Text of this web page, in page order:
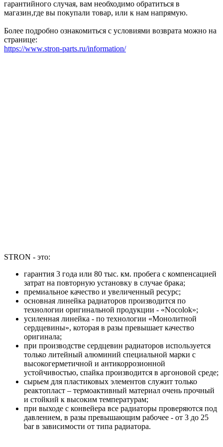
гарантийного случая, вам необходимо обратиться в
магазин,где вы покупали товар, или к нам напрямую.
Более подробно ознакомиться с условиями возврата можно на
странице:
https://www.stron-parts.ru/information/
STRON - это:
гарантия 3 года или 80 тыс. км. пробега с компенсацией
затрат на повторную установку в случае брака;
премиальное качество и увеличенный ресурс;
основная линейка радиаторов производится по
технологии оригинальной продукции - «Nocolok»;
усиленная линейка - по технологии «Монолитной
сердцевины», которая в разы превышает качество
оригинала;
при производстве сердцевин радиаторов используется
только литейный алюминий специальной марки с
высокогерметичной и антикоррозионной
устойчивостью, спайка производится в аргоновой среде;
сырьем для пластиковых элементов служит только
реактопласт – термоактивный материал очень прочный
и стойкий к высоким температурам;
при выходе с конвейера все радиаторы проверяются под
давлением, в разы превышающим рабочее - от 3 до 25
bar в зависимости от типа радиатора.